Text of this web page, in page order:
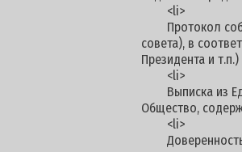
<li>
Протокол
совета), в
Президента и
<li>
Выписка из
Общество,
<li>
Доверенность